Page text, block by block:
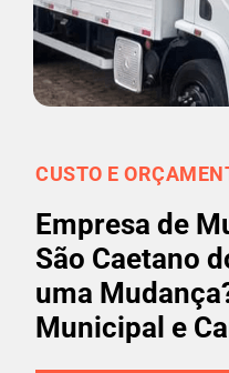
CUSTO E
Empresa de
São Caetano
uma
Municipal e